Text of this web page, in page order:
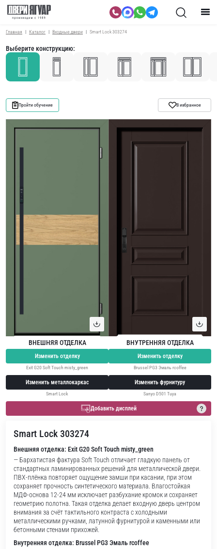
Главная Каталог Входные двери Smart Lock 303274
Выберите конструкцию:
Пройти обучение В избранное
ВНЕШНЯЯ ОТДЕЛКА
Изменить отделку
Exit G20 Soft Touch misty_green
Изменить металлокаркас
Smart Lock
ВНУТРЕННЯЯ ОТДЕЛКА
Изменить отделку
Brussel PG3 Эмаль rcoffee
Изменить фурнитуру
Sanyo D501 Tuya
Добавить дисплей
Smart Lock 303274
Внешняя отделка: Exit G20 Soft Touch misty_green
— Бархатистая фактура Soft Touch отличает гладкую панель от
стандартных ламинированных решений для металлической двери.
ПВХ-плёнка повторяет ощущение замши при касании, при этом
сохраняет прочность синтетического материала. Влагостойкая
МДФ-основа 12-24 мм исключает разбухание кромок и сохраняет
геометрию полотна. Такая отделка делает входную дверь центром
внимания за счёт тактильного контраста с холодными
металлическими ручками, латунной фурнитурой и каменными или
бетонными стенами прихожей.
Внутренняя отделка: Brussel PG3 Эмаль rcoffee